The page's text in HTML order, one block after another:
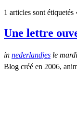
1 articles sont étiquetés
Une lettre
in nederlandjes le
Blog créé en 2006,